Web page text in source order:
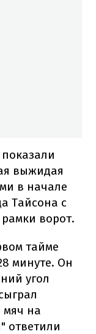
выжидая
в начале
Тайсона с
ворот.
тайме
минуте. Он
угол
мяч на
ответили